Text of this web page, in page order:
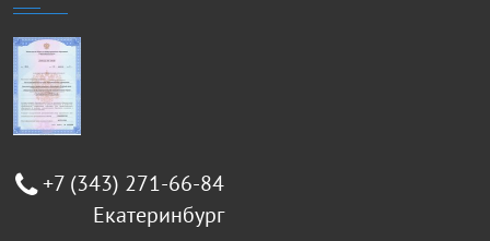
+7 (343) 271-66-84
Екатеринбург